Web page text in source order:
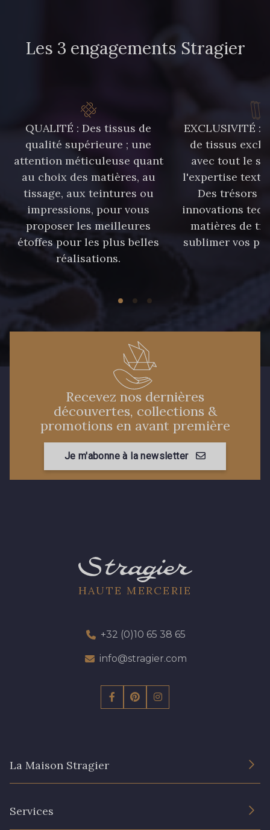
Les 3 engagements Stragier
QUALITÉ : Des tissus de
qualité supérieure ; une
attention méticuleuse quant
au choix des matières, au
tissage, aux teintures ou
impressions, pour vous
proposer les meilleures
étoffes pour les plus belles
réalisations.
EXCLUSIVITÉ :
de tissus
avec tout le
l'expertise
Des trésors
innovations
matières de
sublimer vos
Recevez nos dernières
découvertes, collections &
promotions en avant première
Je m'abonne à la newsletter
HAUTE MERCERIE
+32 (0)10 65 38 65
info@stragier.com
La Maison Stragier
Services